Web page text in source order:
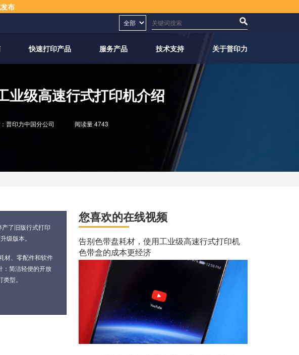
布
快速打印产品 服务产品 技术支持 关于普印力
业级高速行式打印机介绍
普印力中国分公司 阅读量 4743
产了旧版行式打印
级版本。
材、零配件和软件
简洁轻便的开放
型。
您喜欢的在线视频
告别色带盘耗材，使用工业级高速行式打印机
色带盒的成本更经济